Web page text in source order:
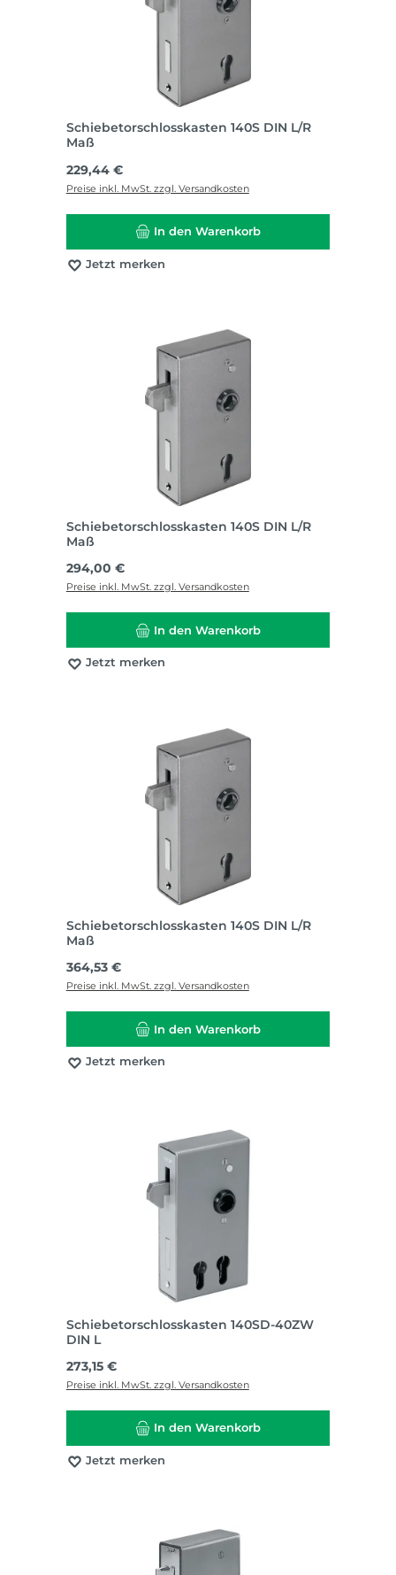
Schiebetorschlosskasten 140S DIN L/R
Maß
Regulärer Preis:
229,44 €
Preise inkl. MwSt. zzgl. Versandkosten
In den Warenkorb
Jetzt merken
Schiebetorschlosskasten 140S DIN L/R
Maß
Regulärer Preis:
294,00 €
Preise inkl. MwSt. zzgl. Versandkosten
In den Warenkorb
Jetzt merken
Schiebetorschlosskasten 140S DIN L/R
Maß
Regulärer Preis:
364,53 €
Preise inkl. MwSt. zzgl. Versandkosten
In den Warenkorb
Jetzt merken
Schiebetorschlosskasten 140SD-40ZW
DIN L
Regulärer Preis:
273,15 €
Preise inkl. MwSt. zzgl. Versandkosten
In den Warenkorb
Jetzt merken